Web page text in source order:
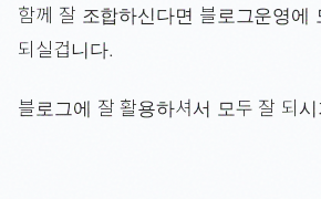
함께 잘 조합하신다면 블로그운영에
되실겁니다.
블로그에 잘 활용하셔서 모두 잘 되